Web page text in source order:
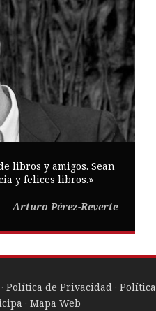
libros y amigos. Sean
y felices libros.»
Arturo Pérez-Reverte
· Política de Privacidad · Política
· Mapa Web